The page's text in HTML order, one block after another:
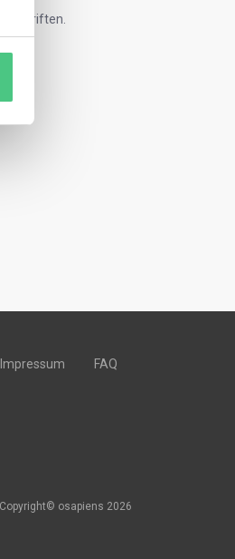
Impressum FAQ
osapiens 2026